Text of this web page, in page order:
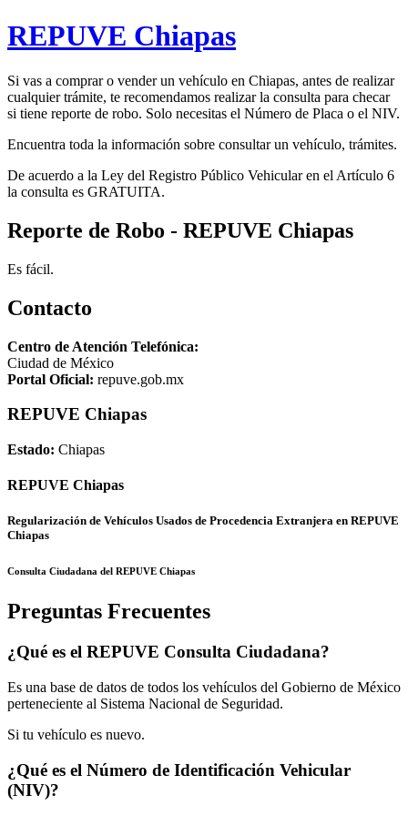
REPUVE Chiapas
Si vas a comprar o vender un vehículo en Chiapas, antes de realizar
cualquier trámite, te recomendamos realizar la consulta para checar
si tiene reporte de robo. Solo necesitas el Número de Placa o el NIV.
Encuentra toda la información sobre consultar un vehículo, trámites.
De acuerdo a la Ley del Registro Público Vehicular en el Artículo 6
la consulta es GRATUITA.
Reporte de Robo - REPUVE Chiapas
Es fácil.
Contacto
Centro de Atención Telefónica:
Ciudad de México
Portal Oficial: repuve.gob.mx
REPUVE Chiapas
Estado: Chiapas
REPUVE Chiapas
Regularización de Vehículos Usados de Procedencia Extranjera en REPUVE
Chiapas
Consulta Ciudadana del REPUVE Chiapas
Preguntas Frecuentes
¿Qué es el REPUVE Consulta Ciudadana?
Es una base de datos de todos los vehículos del Gobierno de México
perteneciente al Sistema Nacional de Seguridad.
Si tu vehículo es nuevo.
¿Qué es el Número de Identificación Vehicular
(NIV)?